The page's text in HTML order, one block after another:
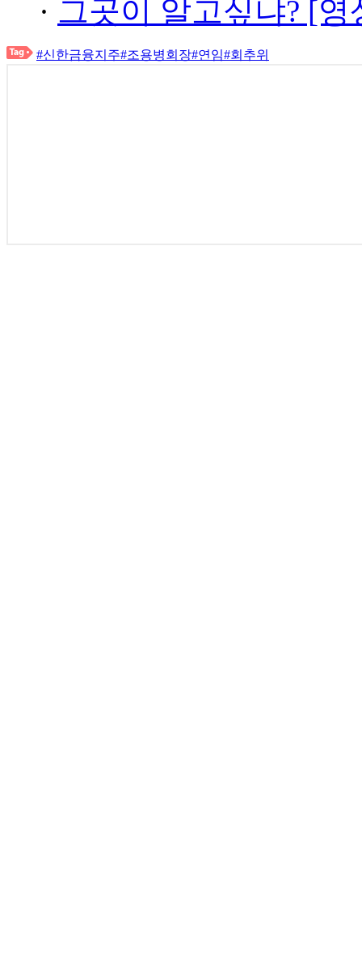
· 그곳이 알고싶냐? [
#신한금융지주#조용병회장#연임#회추위